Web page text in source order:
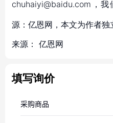
chuhaiyi@baidu.com，
源：亿恩网，本文为作者独
来源： 亿恩网
填写询价